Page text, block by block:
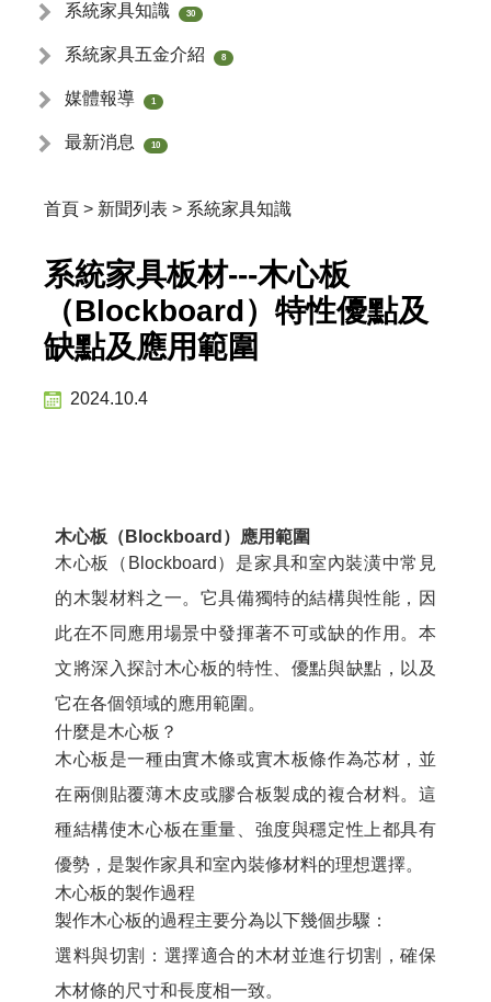
系統家具知識 30
系統家具五金介紹 8
媒體報導 1
最新消息 10
首頁 > 新聞列表 > 系統家具知識
系統家具板材---木心板
（Blockboard）特性優點及
缺點及應用範圍
2024.10.4
木心板（Blockboard）應用範圍
木心板（Blockboard）是家具和室內裝潢中常見
的木製材料之一。它具備獨特的結構與性能，因
此在不同應用場景中發揮著不可或缺的作用。本
文將深入探討木心板的特性、優點與缺點，以及
它在各個領域的應用範圍。
什麼是木心板？
木心板是一種由實木條或實木板條作為芯材，並
在兩側貼覆薄木皮或膠合板製成的複合材料。這
種結構使木心板在重量、強度與穩定性上都具有
優勢，是製作家具和室內裝修材料的理想選擇。
木心板的製作過程
製作木心板的過程主要分為以下幾個步驟：
選料與切割
：選擇適合的木材並進行切割，確保
木材條的尺寸和長度相一致。